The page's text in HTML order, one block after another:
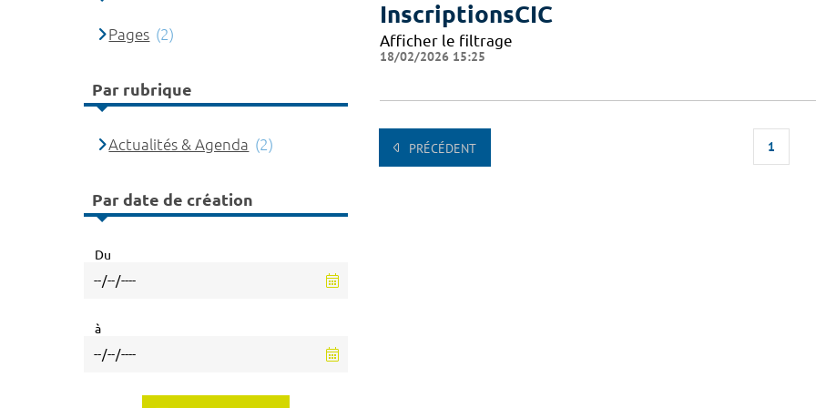
InscriptionsCIC
Afficher le filtrage
18/02/2026 15:25
PRÉCÉDENT 1
Pages (2)
Par rubrique
Actualités & Agenda (2)
Par date de création
Du
à